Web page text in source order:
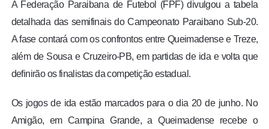
TV LPB
FOTOS
COLUNISTAS
A Federação Paraibana de Futebol (FPF) divulgou a tabela
detalhada das semifinais do Campeonato Paraibano Sub-20.
A fase contará com os confrontos entre Queimadense e Treze,
além de Sousa e Cruzeiro-PB, em partidas de ida e volta que
definirão os finalistas da competição estadual.
Os jogos de ida estão marcados para o dia 20 de junho. No
Amigão, em Campina Grande, a Queimadense recebe o